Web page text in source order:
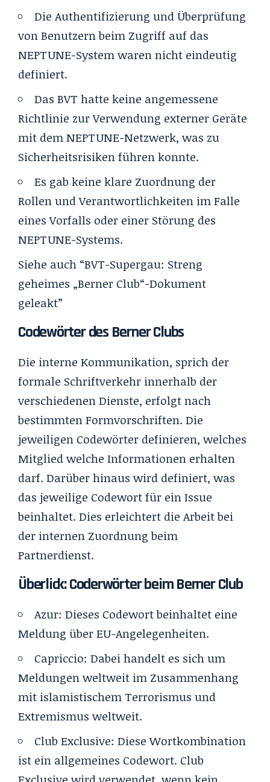
Die Authentifizierung und Überprüfung
von Benutzern beim Zugriff auf das
NEPTUNE-System waren nicht eindeutig
definiert.
Das BVT hatte keine angemessene
Richtlinie zur Verwendung externer Geräte
mit dem NEPTUNE-Netzwerk, was zu
Sicherheitsrisiken führen konnte.
Es gab keine klare Zuordnung der
Rollen und Verantwortlichkeiten im Falle
eines Vorfalls oder einer Störung des
NEPTUNE-Systems.
Siehe auch “BVT-Supergau: Streng
geheimes „Berner Club“-Dokument
geleakt”
Codewörter des Berner Clubs
Die interne Kommunikation, sprich der
formale Schriftverkehr innerhalb der
verschiedenen Dienste, erfolgt nach
bestimmten Formvorschriften. Die
jeweiligen Codewörter definieren, welches
Mitglied welche Informationen erhalten
darf. Darüber hinaus wird definiert, was
das jeweilige Codewort für ein Issue
beinhaltet. Dies erleichtert die Arbeit bei
der internen Zuordnung beim
Partnerdienst.
Überlick: Coderwörter beim Berner Club
Azur: Dieses Codewort beinhaltet eine
Meldung über EU-Angelegenheiten.
Capriccio: Dabei handelt es sich um
Meldungen weltweit im Zusammenhang
mit islamistischem Terrorismus und
Extremismus weltweit.
Club Exclusive: Diese Wortkombination
ist ein allgemeines Codewort. Club